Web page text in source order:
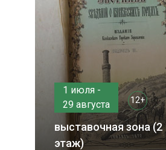
1 июля -
29 августа
12+
выставочная зона (2
этаж)